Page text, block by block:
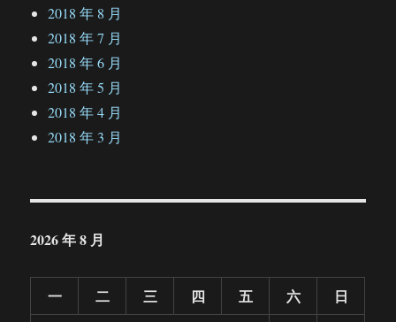
2018 年 8 月
2018 年 7 月
2018 年 6 月
2018 年 5 月
2018 年 4 月
2018 年 3 月
2026 年 8 月
一 二 三 四 五 六 日